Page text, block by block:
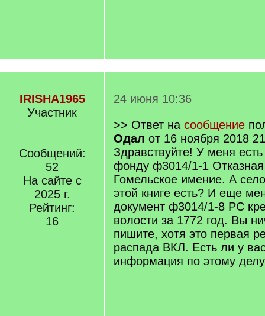
IRISHA1965
Участник
Сообщений:
52
На сайте с
2025 г.
Рейтинг:
16
24 июня 10:36
>> Ответ на сообщение
Одал от 16 ноября 2018
Здравствуйте! У меня
фонду ф3014/1-1 Отказная
Гомельское имение. А
этой книге есть? И еще
документ ф3014/1-8 РС
волости за 1772 год. Вы
пишите, хотя это первая
распада ВКЛ. Есть ли у
информация по этому